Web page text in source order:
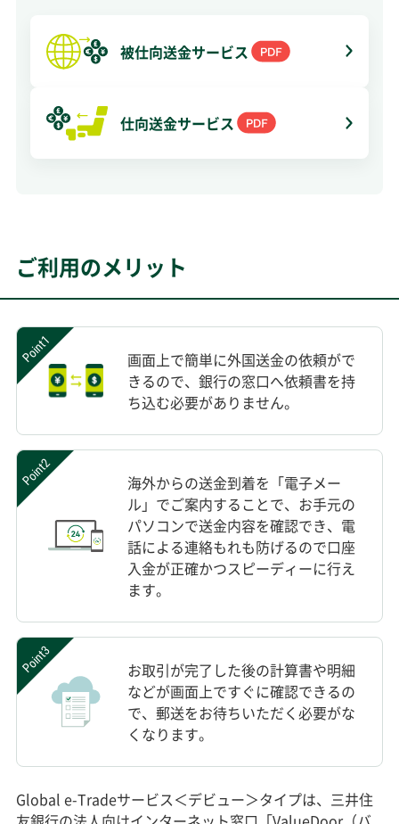
被仕向送金サービス
仕向送金サービス
ご利用のメリット
Point1
画面上で簡単に外国送金の依頼がで
きるので、銀行の窓口へ依頼書を持
ち込む必要がありません。
Point2
海外からの送金到着を「電子メー
ル」でご案内することで、お手元の
パソコンで送金内容を確認でき、電
話による連絡もれも防げるので口座
入金が正確かつスピーディーに行え
ます。
Point3
お取引が完了した後の計算書や明細
などが画面上ですぐに確認できるの
で、郵送をお待ちいただく必要がな
くなります。
Global e-Tradeサービス＜デビュー＞タイプは、三井住